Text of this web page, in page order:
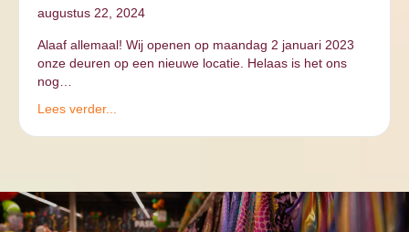
augustus 22, 2024
Alaaf allemaal! Wij openen op maandag 2 januari 2023
onze deuren op een nieuwe locatie. Helaas is het ons
nog…
Lees verder...